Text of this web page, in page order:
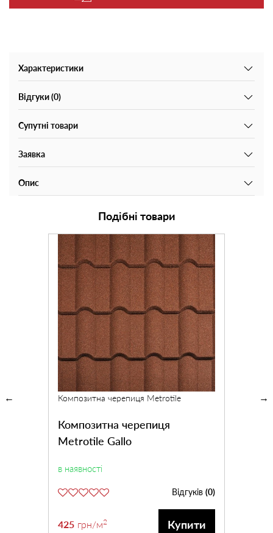
Характеристики
Відгуки (0)
Супутні товари
Заявка
Опис
Подібні товари
Композитна черепиця Metrotile
Композитна черепиця
Metrotile Gallo
в наявності
Відгуків (0)
425 грн/м2 Купити